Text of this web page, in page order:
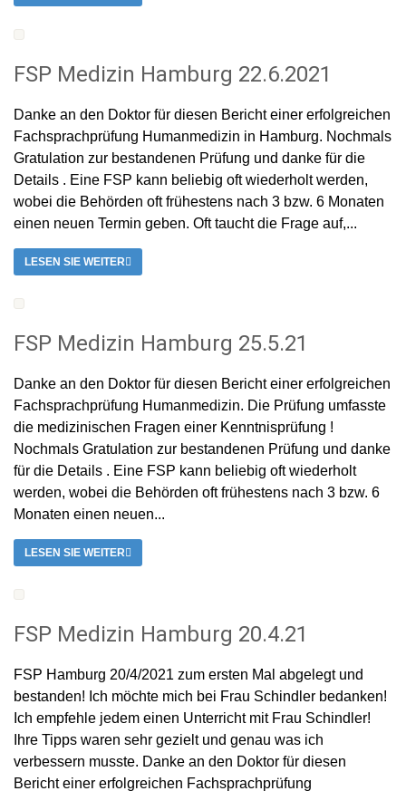
FSP Medizin Hamburg 22.6.2021
Danke an den Doktor für diesen Bericht einer erfolgreichen
Fachsprachprüfung Humanmedizin in Hamburg. Nochmals
Gratulation zur bestandenen Prüfung und danke für die
Details . Eine FSP kann beliebig oft wiederholt werden,
wobei die Behörden oft frühestens nach 3 bzw. 6 Monaten
einen neuen Termin geben. Oft taucht die Frage auf,...
LESEN SIE WEITER
FSP Medizin Hamburg 25.5.21
Danke an den Doktor für diesen Bericht einer erfolgreichen
Fachsprachprüfung Humanmedizin. Die Prüfung umfasste
die medizinischen Fragen einer Kenntnisprüfung !
Nochmals Gratulation zur bestandenen Prüfung und danke
für die Details . Eine FSP kann beliebig oft wiederholt
werden, wobei die Behörden oft frühestens nach 3 bzw. 6
Monaten einen neuen...
LESEN SIE WEITER
FSP Medizin Hamburg 20.4.21
FSP Hamburg 20/4/2021 zum ersten Mal abgelegt und
bestanden! Ich möchte mich bei Frau Schindler bedanken!
Ich empfehle jedem einen Unterricht mit Frau Schindler!
Ihre Tipps waren sehr gezielt und genau was ich
verbessern musste. Danke an den Doktor für diesen
Bericht einer erfolgreichen Fachsprachprüfung